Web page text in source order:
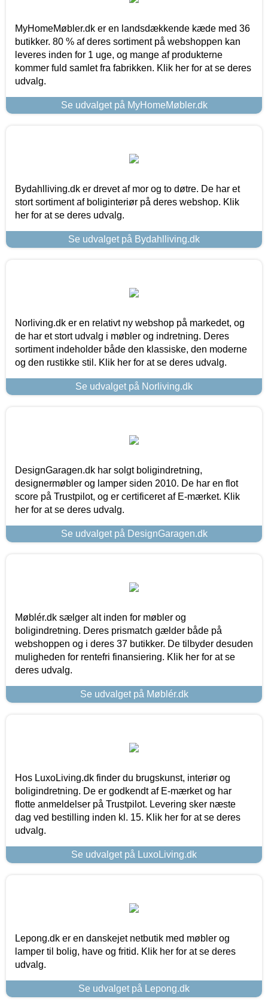
MyHomeMøbler.dk er en landsdækkende kæde med 36
butikker. 80 % af deres sortiment på webshoppen kan
leveres inden for 1 uge, og mange af produkterne
kommer fuld samlet fra fabrikken. Klik her for at se deres
udvalg.
Se udvalget på MyHomeMøbler.dk
Bydahlliving.dk er drevet af mor og to døtre. De har et
stort sortiment af boliginteriør på deres webshop. Klik
her for at se deres udvalg.
Se udvalget på Bydahlliving.dk
Norliving.dk er en relativt ny webshop på markedet, og
de har et stort udvalg i møbler og indretning. Deres
sortiment indeholder både den klassiske, den moderne
og den rustikke stil. Klik her for at se deres udvalg.
Se udvalget på Norliving.dk
DesignGaragen.dk har solgt boligindretning,
designermøbler og lamper siden 2010. De har en flot
score på Trustpilot, og er certificeret af E-mærket. Klik
her for at se deres udvalg.
Se udvalget på DesignGaragen.dk
Møblér.dk sælger alt inden for møbler og
boligindretning. Deres prismatch gælder både på
webshoppen og i deres 37 butikker. De tilbyder desuden
muligheden for rentefri finansiering. Klik her for at se
deres udvalg.
Se udvalget på Møblér.dk
Hos LuxoLiving.dk finder du brugskunst, interiør og
boligindretning. De er godkendt af E-mærket og har
flotte anmeldelser på Trustpilot. Levering sker næste
dag ved bestilling inden kl. 15. Klik her for at se deres
udvalg.
Se udvalget på LuxoLiving.dk
Lepong.dk er en danskejet netbutik med møbler og
lamper til bolig, have og fritid. Klik her for at se deres
udvalg.
Se udvalget på Lepong.dk